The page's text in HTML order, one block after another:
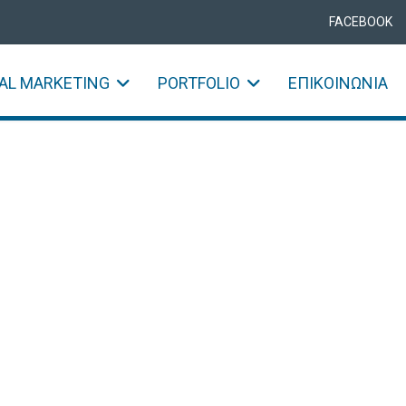
FACEBOOK
MARKETING PORTFOLIO ΕΠΙΚΟΙΝΩΝΊΑ